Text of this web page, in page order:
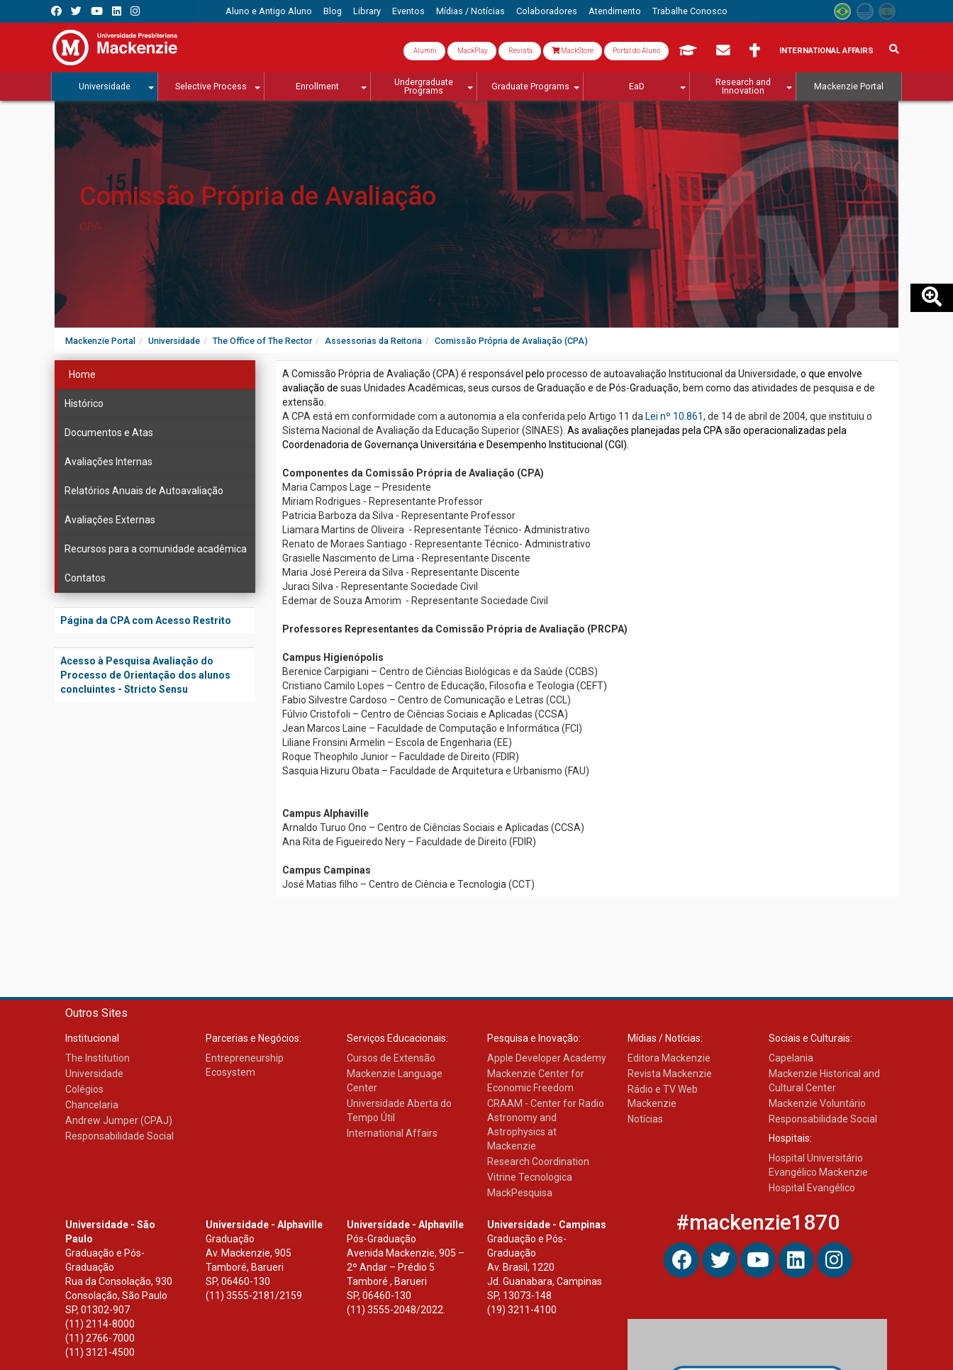
Aluno e Antigo Aluno Blog Library Eventos Mídias / Notícias Colaboradores Atendimento Trabalhe Conosco
Alumni MackPlay Revista MackStore Portal do Aluno INTERNATIONAL AFFAIRS
Universidade Selective Process Enrollment
Undergraduate
Programs
Graduate Programs EaD
Research and
Innovation
Mackenzie Portal
Comissão Própria de Avaliação
CPA
Mackenzie Portal Universidade The Office of The Rector Assessorias da Reitoria Comissão Própria de Avaliação (CPA)
Home
Histórico
Documentos e Atas
Avaliações Internas
Relatórios Anuais de Autoavaliação
Avaliações Externas
Recursos para a comunidade acadêmica
Contatos
Página da CPA com Acesso Restrito
Acesso à Pesquisa Avaliação do
Processo de Orientação dos alunos
concluintes - Stricto Sensu
A Comissão Própria de Avaliação (CPA) é responsável pelo processo de autoavaliação Institucional da Universidade, o que envolve
avaliação de suas Unidades Acadêmicas, seus cursos de Graduação e de Pós-Graduação, bem como das atividades de pesquisa e de
extensão
A CPA está em conformidade com a autonomia a ela conferida pelo Artigo 11 da Lei nº 10.861, de 14 de abril de 2004, que instituiu o
Sistema Nacional de Avaliação da Educação Superior (SINAES). As avaliações planejadas pela CPA são operacionalizadas pela
Coordenadoria de Governança Universitária e Desempenho Institucional (CGI).
Componentes da Comissão Própria de Avaliação (CPA)
Maria Campos Lage – Presidente
Miriam Rodrigues - Representante Professor
Patricia Barboza da Silva - Representante Professor
Liamara Martins de Oliveira - Representante Técnico- Administrativo
Renato de Moraes Santiago - Representante Técnico- Administrativo
Grasielle Nascimento de Lima - Representante Discente
Maria José Pereira da Silva - Representante Discente
Juraci Silva - Representante Sociedade Civil
Edemar de Souza Amorim - Representante Sociedade Civil
Professores Representantes da Comissão Própria de Avaliação (PRCPA)
Campus Higienópolis
Berenice Carpigiani – Centro de Ciências Biológicas e da Saúde (CCBS)
Cristiano Camilo Lopes – Centro de Educação, Filosofia e Teologia (CEFT)
Fabio Silvestre Cardoso – Centro de Comunicação e Letras (CCL)
Fúlvio Cristofoli – Centro de Ciências Sociais e Aplicadas (CCSA)
Jean Marcos Laine – Faculdade de Computação e Informática (FCI)
Liliane Fronsini Armelin – Escola de Engenharia (EE)
Roque Theophilo Junior – Faculdade de Direito (FDIR)
Sasquia Hizuru Obata – Faculdade de Arquitetura e Urbanismo (FAU)
Campus Alphaville
Arnaldo Turuo Ono – Centro de Ciências Sociais e Aplicadas (CCSA)
Ana Rita de Figueiredo Nery – Faculdade de Direito (FDIR)
Campus Campinas
José Matias filho – Centro de Ciência e Tecnologia (CCT)
Outros Sites
Institucional
The Institution
Universidade
Colégios
Chancelaria
Andrew Jumper (CPAJ)
Responsabilidade Social
Parcerias e Negócios:
Entrepreneurship
Ecosystem
Serviços Educacionais:
Cursos de Extensão
Mackenzie Language
Center
Universidade Aberta do
Tempo Útil
International Affairs
Pesquisa e Inovação:
Apple Developer Academy
Mackenzie Center for
Economic Freedom
CRAAM - Center for Radio
Astronomy and
Astrophysics at
Mackenzie
Research Coordination
Vitrine Tecnologica
MackPesquisa
Mídias / Notícias:
Editora Mackenzie
Revista Mackenzie
Rádio e TV Web
Mackenzie
Notícias
Sociais e Culturais:
Capelania
Mackenzie Historical and
Cultural Center
Mackenzie Voluntário
Responsabilidade Social
Hospitais:
Hospital Universitário
Evangélico Mackenzie
Hospital Evangélico
Universidade - São
Paulo
Graduação e Pós-
Graduação
Rua da Consolação, 930
Consolação, São Paulo
SP, 01302-907
(11) 2114-8000
(11) 2766-7000
(11) 3121-4500
Universidade - Alphaville
Graduação
Av. Mackenzie, 905
Tamboré, Barueri
SP,06460-130
(11) 3555-2181/2159
Universidade - Alphaville
Pós-Graduação
Avenida Mackenzie, 905 –
2º Andar – Prédio 5
Tamboré , Barueri
SP, 06460-130
(11) 3555-2048/2022.
Universidade - Campinas
Graduação e Pós-
Graduação
Av. Brasil, 1220
Jd. Guanabara, Campinas
SP, 13073-148
(19) 3211-4100
#mackenzie1870